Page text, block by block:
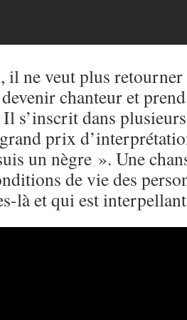
il ne veut plus
chanteur et
s’inscrit dans
prix
un nègre ». Une
de vie des
là et qui est